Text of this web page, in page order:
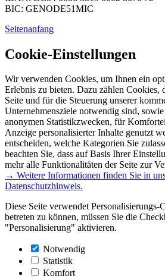
BIC: GENODE51MIC
Seitenanfang
Cookie-Einstellungen
Wir verwenden Cookies, um Ihnen ein
Erlebnis zu bieten. Dazu zählen Cookies,
Seite und für die Steuerung unserer
Unternehmensziele notwendig sind,
anonymen Statistikzwecken, für
Anzeige personalisierter Inhalte genutzt
entscheiden, welche Kategorien Sie
beachten Sie, dass auf Basis Ihrer
mehr alle Funktionalitäten der Seite zur
→ Weitere Informationen finden Sie in
Datenschutzhinweis.
Diese Seite verwendet Personalisierungs-
betreten zu können, müssen Sie die
"Personalisierung" aktivieren.
Notwendig
Statistik
Komfort